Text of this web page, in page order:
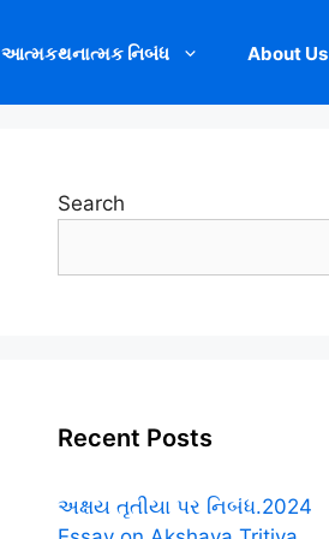
આત્મકથનાત્મક નિબંધ About Us
Search
Recent Posts
અક્ષય તૃતીયા પર નિબંધ.2024